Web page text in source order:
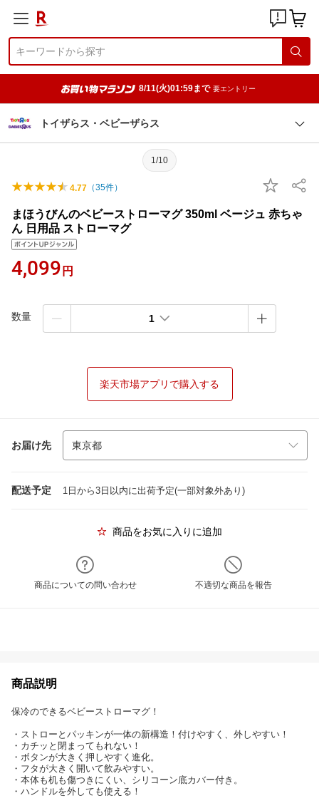
8/11(火)01:59まで 要エントリー
トイザらス・ベビーザらス
1/10
4.77 （35件）
まほうびんのベビーストローマグ 350ml ベージュ 赤ちゃ
ん 日用品 ストローマグ
4,099 円
数量 1
楽天市場アプリで購入する
お届け先
配送予定 1日から3日以内に出荷予定(一部対象外あり)
商品をお気に入りに追加
商品についての問い合わせ 不適切な商品を報告
商品説明
保冷のできるベビーストローマグ！
・ストローとパッキンが一体の新構造！付けやすく、外しやすい！
・カチッと閉まってもれない！
・ボタンが大きく押しやすく進化。
・フタが大きく開いて飲みやすい。
・本体も机も傷つきにくい、シリコーン底カバー付き。
・ハンドルを外しても使える！